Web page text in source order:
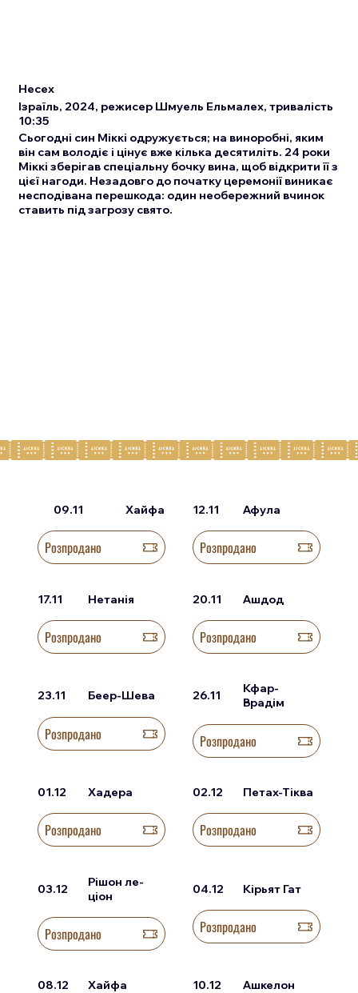
Несех
Ізраїль, 2024, режисер Шмуель Ельмалех, тривалість
10:35
Сьогодні син Міккі одружується; на виноробні, яким
він сам володіє і цінує вже кілька десятиліть. 24 роки
Міккі зберігав спеціальну бочку вина, щоб відкрити її з
цієї нагоди. Незадовго до початку церемонії виникає
несподівана перешкода: один необережний вчинок
ставить під загрозу свято.
09.11 Хайфа
Розпродано
12.11 Афула
Розпродано
17.11 Нетанія
Розпродано
20.11 Ашдод
Розпродано
23.11 Беер-Шева
Розпродано
26.11
Кфар-
Врадім
Розпродано
01.12 Хадера
Розпродано
02.12 Петах-Тіква
Розпродано
03.12
Рішон ле-
ціон
Розпродано
04.12 Кірьят Гат
Розпродано
08.12 Хайфа 10.12 Ашкелон